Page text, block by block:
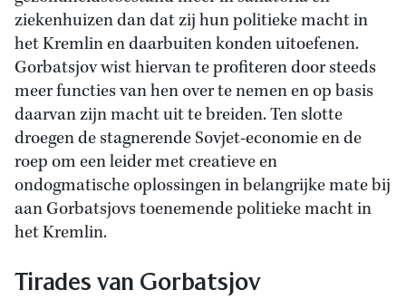
ziekenhuizen dan dat zij hun politieke macht in
het Kremlin en daarbuiten konden uitoefenen.
Gorbatsjov wist hiervan te profiteren door steeds
meer functies van hen over te nemen en op basis
daarvan zijn macht uit te breiden. Ten slotte
droegen de stagnerende Sovjet-economie en de
roep om een leider met creatieve en
ondogmatische oplossingen in belangrijke mate bij
aan Gorbatsjovs toenemende politieke macht in
het Kremlin.
Tirades van Gorbatsjov